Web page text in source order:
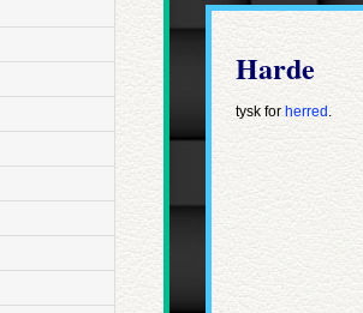
Harde
tysk for herred